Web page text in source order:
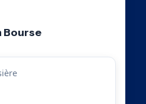
Bourse